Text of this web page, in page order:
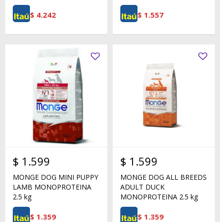
$ 4.242 $ 1.557
$ 1.599
MONGE DOG MINI PUPPY
LAMB MONOPROTEINA
2.5 kg
$ 1.359
$ 1.599
MONGE DOG ALL BREEDS
ADULT DUCK
MONOPROTEINA 2.5 kg
$ 1.359